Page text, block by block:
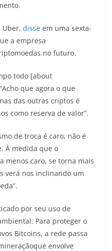
Uber, disse em uma sexta-
a empresa
no futuro.
todo [about
que agora o que
das outras criptos é
como reserva de valor”.
de troca é caro, não é
À medida que o
menos caro, se torna mais
verá nos inclinando um
por seu uso de
Para proteger o
Bitcoins, a rede passa
envolve